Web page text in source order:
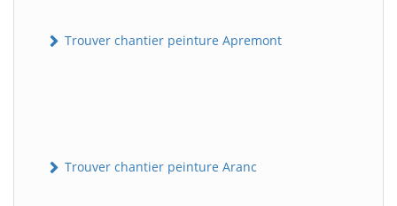
Trouver chantier peinture Apremont
Trouver chantier peinture Aranc